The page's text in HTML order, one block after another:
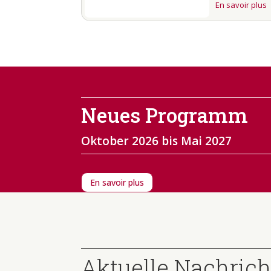
En savoir plus
Neues Programm
Oktober 2026 bis Mai 2027
En savoir plus